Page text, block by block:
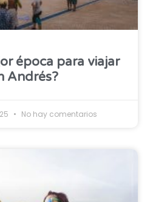
época para viajar
Andrés?
No hay comentarios